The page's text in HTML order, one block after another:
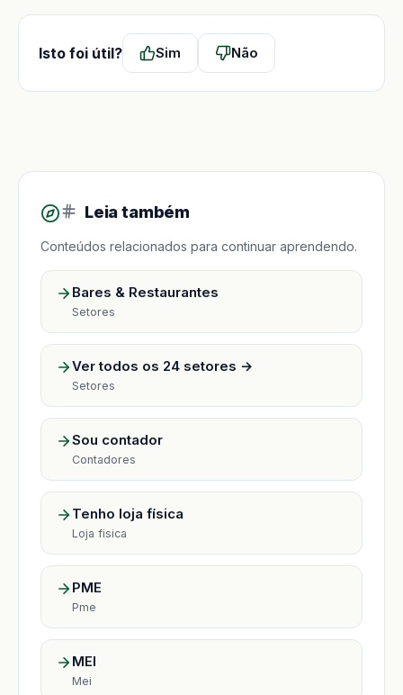
Isto foi útil? Sim Não
Leia também
Conteúdos relacionados para continuar aprendendo.
Bares & Restaurantes
Setores
Ver todos os 24 setores →
Setores
Sou contador
Contadores
Tenho loja física
Loja fisica
PME
Pme
MEI
Mei